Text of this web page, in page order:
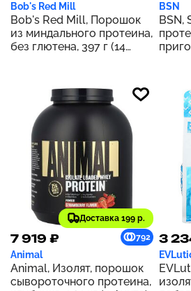
Bob's Red Mill
Bob's Red Mill, Порошок
из миндального протеина,
без глютена, 397 г (14
BSN
BSN,
Доставка 199 р.
7 919 ₽ 792
Animal
Animal, Изолят, порошок
сывороточного протеина,
3